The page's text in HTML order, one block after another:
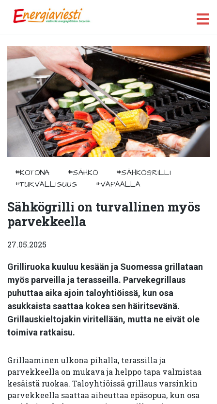
#KOTONA #SÄHKÖ
#SÄHKÖGRILLI
#TURVALLISUUS
#VAPAALLA
Sähkögrilli on turvallinen myös
parvekkeella
27.05.2025
Grilliruoka kuuluu kesään ja Suomessa grillataan
myös parveilla ja terasseilla. Parvekegrillaus
puhuttaa aika ajoin taloyhtiöissä, kun osa
asukkaista saattaa kokea sen häiritsevänä.
Grillauskieltojakin viritellään, mutta ne eivät ole
toimiva ratkaisu.
Grillaaminen ulkona pihalla, terassilla ja
parvekkeella on mukava ja helppo tapa valmistaa
kesäistä ruokaa. Taloyhtiöissä grillaus varsinkin
parvekkeella saattaa aiheuttaa epäsopua, kun osa